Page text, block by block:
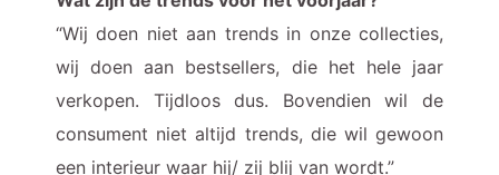
“Wij doen niet aan trends in onze collecties,
wij doen aan bestsellers, die het hele jaar
verkopen. Tijdloos dus. Bovendien wil de
consument niet altijd trends, die wil gewoon
een interieur waar hij/ zij blij van wordt.”